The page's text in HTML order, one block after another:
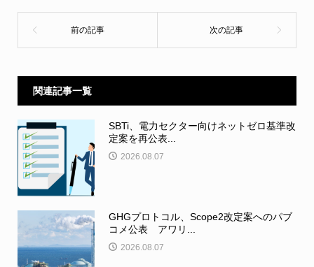
関連記事一覧
SBTi、電力セクター向けネットゼロ基準改
定案を再公表...
2026.08.07
GHGプロトコル、Scope2改定案へのパブ
コメ公表 アワリ...
2026.08.07